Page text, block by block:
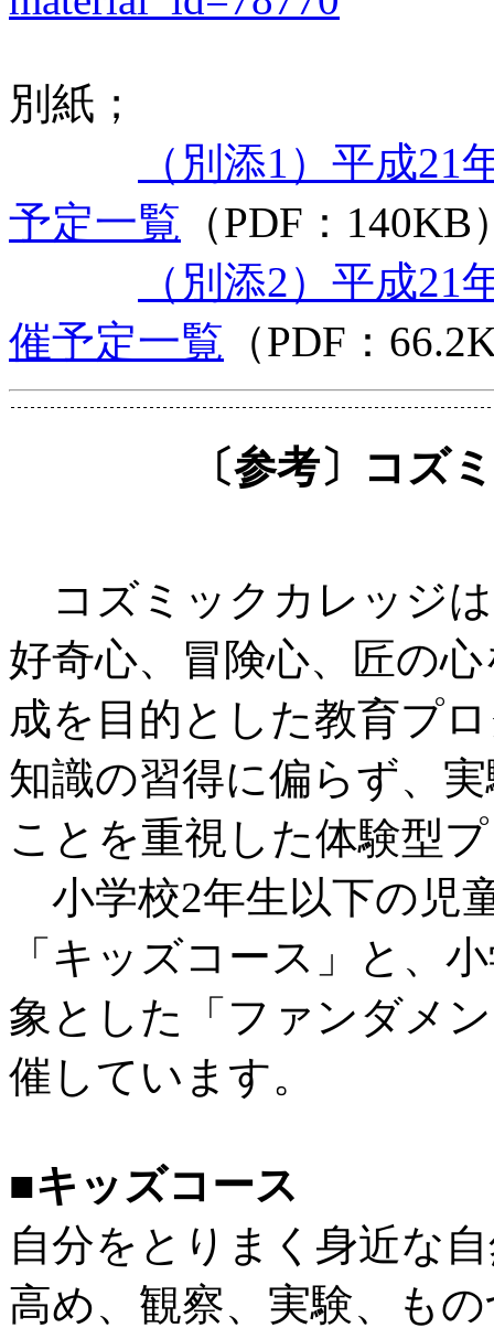
別紙；
（別添1）平成
予定一覧 （PDF：140KB
（別添2）平成
催予定一覧 （PDF：
〔参考〕コズ
コズミックカレッジ
好奇心、冒険心、匠の
成を目的とした教育プ
知識の習得に偏らず、
ことを重視した体験型
小学校2年生以下の児
「キッズコース」と、
象とした「ファンダメ
催しています。
■キッズコース
自分をとりまく身近な
高め、観察、実験、も